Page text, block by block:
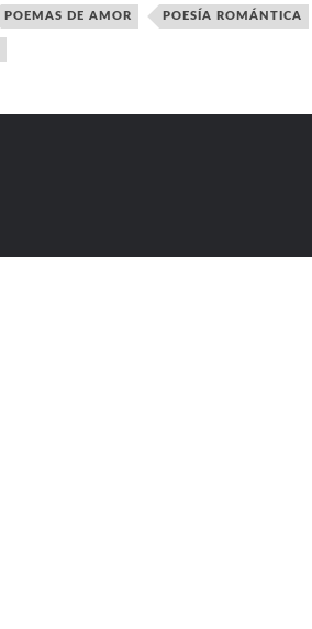
POEMAS DE AMOR POESÍA ROMÁNTICA